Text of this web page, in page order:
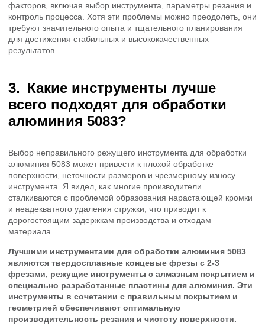
факторов, включая выбор инструмента, параметры резания и
контроль процесса. Хотя эти проблемы можно преодолеть, они
требуют значительного опыта и тщательного планирования
для достижения стабильных и высококачественных
результатов.
Какие инструменты лучше
всего подходят для обработки
алюминия 5083?
Выбор неправильного режущего инструмента для обработки
алюминия 5083 может привести к плохой обработке
поверхности, неточности размеров и чрезмерному износу
инструмента. Я видел, как многие производители
сталкиваются с проблемой образования нарастающей кромки
и неадекватного удаления стружки, что приводит к
дорогостоящим задержкам производства и отходам
материала.
Лучшими инструментами для обработки алюминия 5083
являются твердосплавные концевые фрезы с 2-3
фрезами, режущие инструменты с алмазным покрытием и
специально разработанные пластины для алюминия. Эти
инструменты в сочетании с правильным покрытием и
геометрией обеспечивают оптимальную
производительность резания и чистоту поверхности.